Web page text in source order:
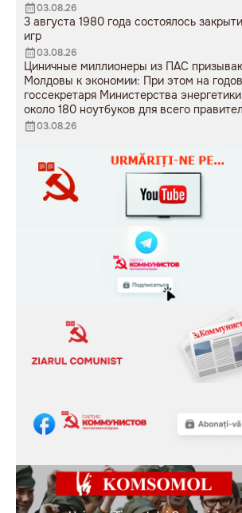
03.08.26
3 августа 1980 года состоялось
игр
03.08.26
Циничные миллионеры из ПАС
Молдовы к экономии: При этом на
госсекретаря Министерства
около 180 ноутбуков для всего
03.08.26